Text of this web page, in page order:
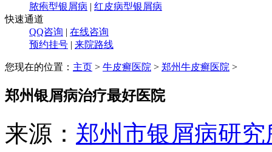
脓疱型银屑病 | 红皮病型银屑病
快速通道
QQ咨询 | 在线咨询
预约挂号 | 来院路线
您现在的位置： 主页 > 牛皮癣医院 > 郑州牛皮癣医院 >
郑州银屑病治疗最好医院
来源： 郑州市银屑病研